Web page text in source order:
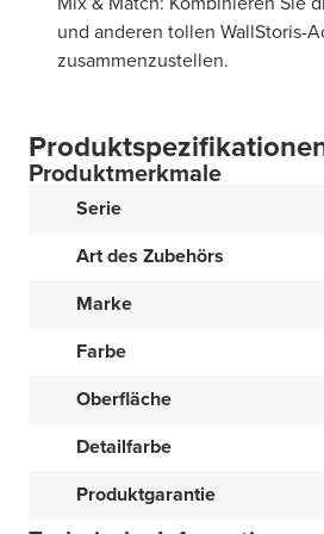
und anderen tollen WallStoris-
zusammenzustellen.
Produktmerkmale
Serie
Art des Zubehörs
Marke
Farbe
Oberfläche
Detailfarbe
Produktgarantie